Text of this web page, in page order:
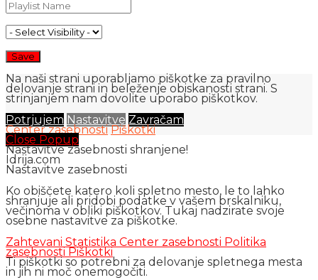
Na naši strani uporabljamo piškotke za pravilno
delovanje strani in beleženje obiskanosti strani. S
strinjanjem nam dovolite uporabo piškotkov.
Potrjujem Nastavitve Zavračam
Center zasebnosti Piškotki
Close Popup
Nastavitve zasebnosti shranjene!
Idrija.com
Nastavitve zasebnosti
Ko obiščete katero koli spletno mesto, le to lahko
shranjuje ali pridobi podatke v vašem brskalniku,
večinoma v obliki piškotkov. Tukaj nadzirate svoje
osebne nastavitve za piškotke.
Zahtevani Statistika Center zasebnosti Politika
zasebnosti Piškotki
Ti piškotki so potrebni za delovanje spletnega mesta
in jih ni moč onemogočiti.